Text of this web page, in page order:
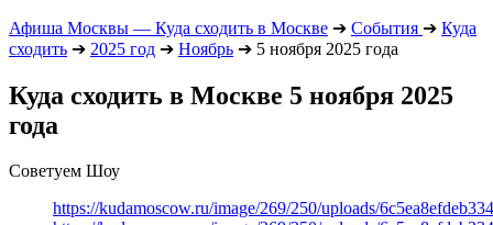
Афиша Москвы — Куда сходить в Москве ➔ События ➔ Куда
сходить ➔ 2025 год ➔ Ноябрь ➔ 5 ноября 2025 года
Куда сходить в Москве 5 ноября 2025
года
Советуем Шоу
https://kudamoscow.ru/image/269/250/uploads/